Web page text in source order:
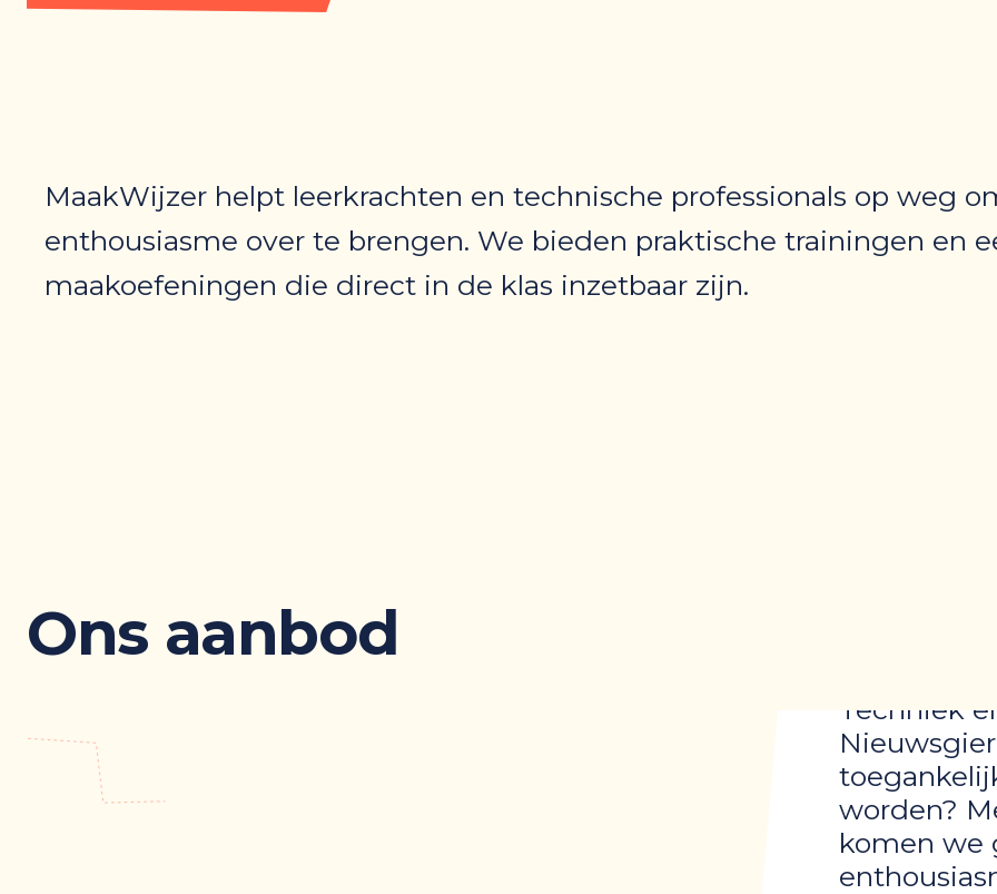
MaakWijzer helpt leerkrachten en technische professionals op weg
enthousiasme over te brengen. We bieden praktische trainingen en
maakoefeningen die direct in de klas inzetbaar zijn.
Ons aanbod
Techniek
worden?
komen we